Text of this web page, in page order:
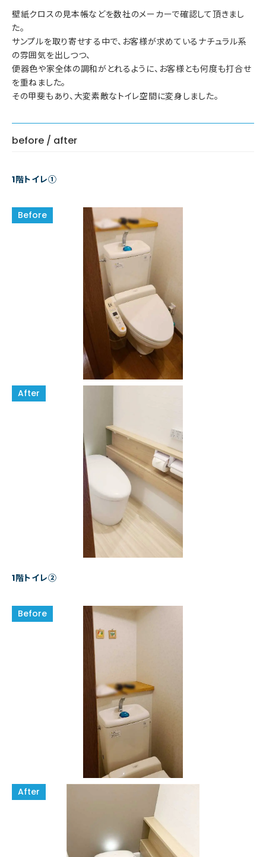
壁紙クロスの見本帳などを数社のメーカーで確認して頂きまし
た。
サンプルを取り寄せする中で、お客様が求めているナチュラル系
の雰囲気を出しつつ、
便器色や家全体の調和がとれるように、お客様とも何度も打合せ
を重ねました。
その甲斐もあり、大変素敵なトイレ空間に変身しました。
before / after
1階トイレ①
1階トイレ②